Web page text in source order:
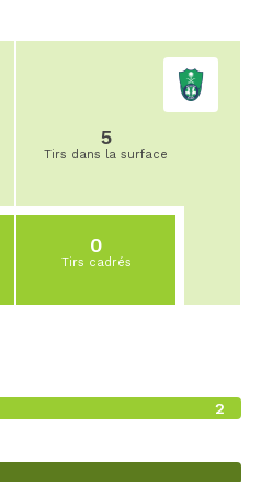
5
Tirs dans la surface
0
Tirs cadrés
2